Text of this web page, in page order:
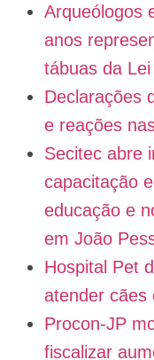
Arqueólogos
anos
tábuas da Lei
Declarações
e reações
Secitec abre
capacitação
educação e
em João
Hospital Pet
atender cães
Procon-JP
fiscalizar